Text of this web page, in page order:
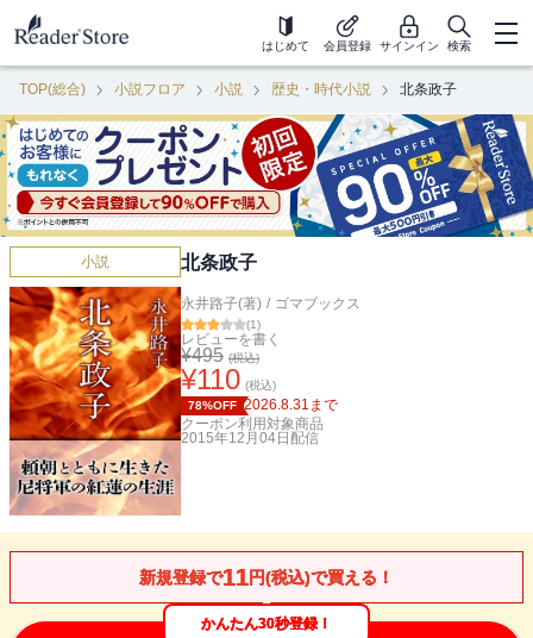
はじめて 会員登録 サインイン 検索
TOP(総合) 小説フロア 小説 歴史・時代小説 北条政子
小説 北条政子
永井路子(著) / ゴマブックス
(1)
レビューを書く
¥495 (税込)
¥110 (税込)
78%OFF 2026.8.31 まで
クーポン利用対象商品
2015年12月04日 配信
新規登録で11円(税込)で買える！
かんたん30秒登録！